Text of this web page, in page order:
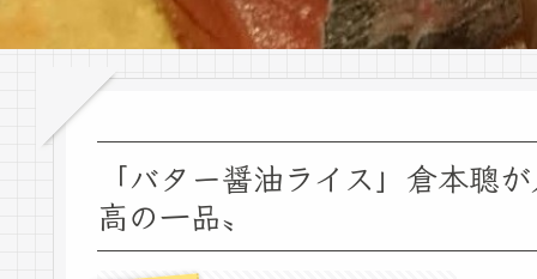
「バター醤油ライス」倉本聰
高の一品〟